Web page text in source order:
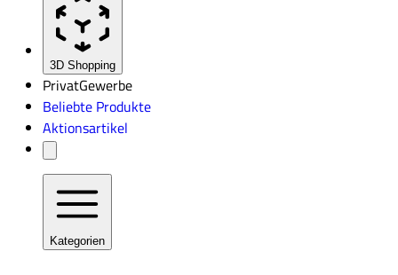
3D Shopping
PrivatGewerbe
Beliebte Produkte
Aktionsartikel
Kategorien